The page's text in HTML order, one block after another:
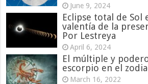
June 9, 2024
Eclipse total de Sol
valentía de la
Por Lestreya
April 6, 2024
El múltiple y
escorpio en el
March 16, 2022